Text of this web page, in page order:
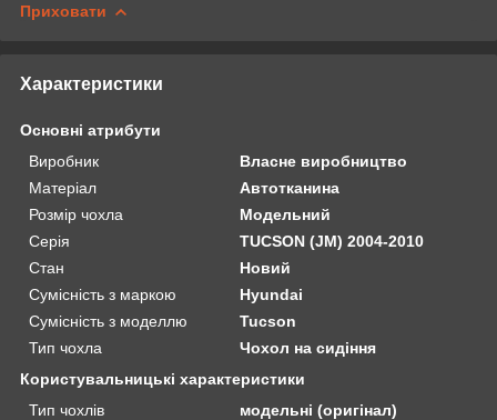
Приховати
Характеристики
Основні атрибути
Виробник
Власне виробництво
Матеріал
Автотканина
Розмір чохла
Модельний
Серія
TUCSON (JM) 2004-2010
Стан
Новий
Сумісність з маркою
Hyundai
Сумісність з моделлю
Tucson
Тип чохла
Чохол на сидіння
Користувальницькі характеристики
Тип чохлів
модельні (оригінал)